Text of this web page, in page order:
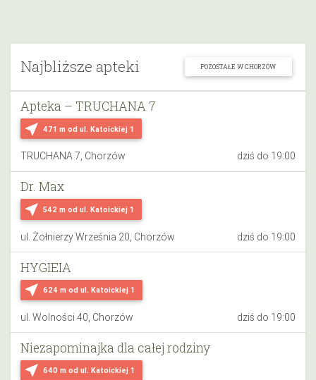
Najbliższe apteki POZOSTAŁE W CHORZÓW
near_me 471 m od ul. Katoickiej 1
Apteka – TRUCHANA 7
TRUCHANA 7, Chorzów dziś do 19:00
near_me 542 m od ul. Katoickiej 1
Dr. Max
ul. Żołnierzy Września 20, Chorzów dziś do 19:00
near_me 624 m od ul. Katoickiej 1
HYGIEIA
ul. Wolności 40, Chorzów dziś do 19:00
near_me 640 m od ul. Katoickiej 1
Niezapominajka dla całej rodziny